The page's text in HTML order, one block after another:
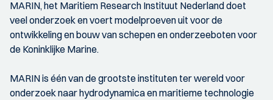
MARIN, het Maritiem Research Instituut Nederland doet
veel onderzoek en voert modelproeven uit voor de
ontwikkeling en bouw van schepen en onderzeeboten voor
de Koninklijke Marine.
MARIN is één van de grootste instituten ter wereld voor
onderzoek naar hydrodynamica en maritieme technologie